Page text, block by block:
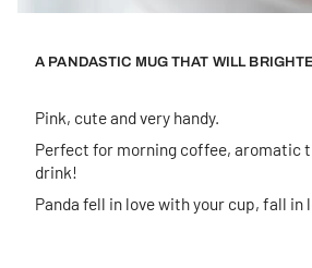
A PANDASTIC MUG THAT WILL
Pink, cute and very handy.
Perfect for morning coffee, aromatic
drink!
Panda fell in love with your cup, fall in